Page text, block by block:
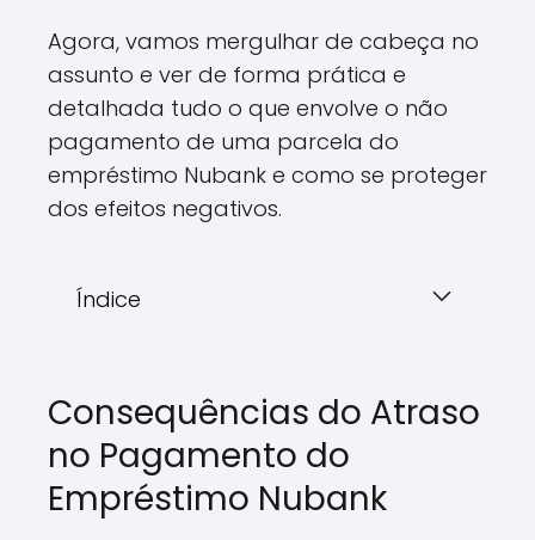
Agora, vamos mergulhar de cabeça no
assunto e ver de forma prática e
detalhada tudo o que envolve o não
pagamento de uma parcela do
empréstimo Nubank e como se proteger
dos efeitos negativos.
Índice
Consequências do Atraso
no Pagamento do
Empréstimo Nubank